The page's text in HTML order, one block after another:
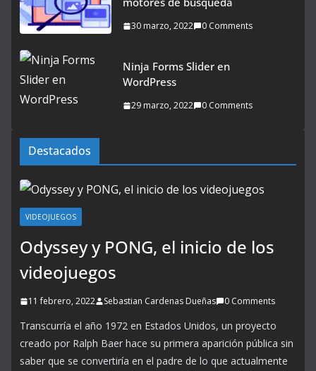
30 marzo, 2022 0 Comments
Ninja Forms Slider en
WordPress
29 marzo, 2022 0 Comments
Destacados
VIDEOJUEGOS
Odyssey y PONG, el inicio de los
videojuegos
11 febrero, 2022 Sebastian Cardenas Dueñas 0 Comments
Transcurría el año 1972 en Estados Unidos, un proyecto
creado por Ralph Baer hace su primera aparición pública sin
saber que se convertiría en el padre de lo que actualmente